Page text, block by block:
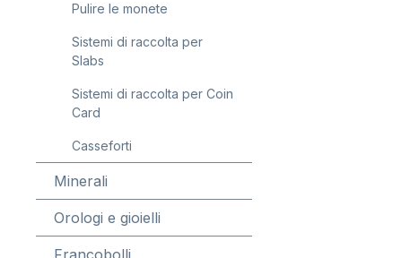
Pulire le monete
Sistemi di raccolta per
Slabs
Sistemi di raccolta per Coin
Card
Casseforti
Minerali
Orologi e gioielli
Francobolli